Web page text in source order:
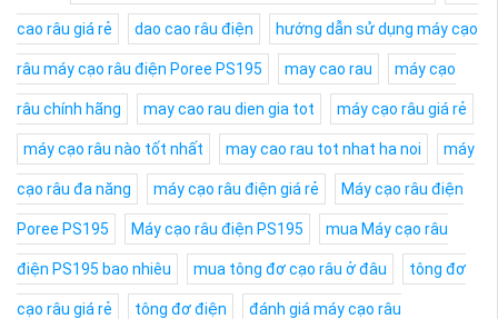
cao râu giá rẻ dao cao râu điện hướng dẫn sử dụng máy cạo
râu máy cạo râu điện Poree PS195 may cao rau máy cạo
râu chính hãng may cao rau dien gia tot máy cạo râu giá rẻ
máy cạo râu nào tốt nhất may cao rau tot nhat ha noi máy
cạo râu đa năng máy cạo râu điện giá rẻ Máy cạo râu điện
Poree PS195 Máy cạo râu điện PS195 mua Máy cạo râu
điện PS195 bao nhiêu mua tông đơ cạo râu ở đâu tông đơ
cạo râu giá rẻ tông đơ điện đánh giá máy cạo râu